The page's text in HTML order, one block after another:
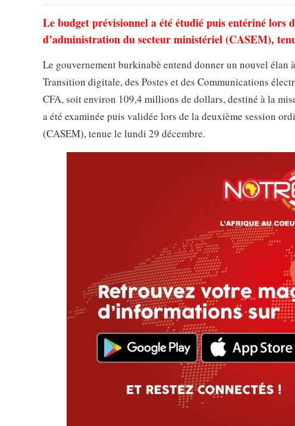
Le budget prévisionnel a été étudié puis entériné lors
d’administration du secteur ministériel (CASEM),
Le gouvernement burkinabè entend donner un nouvel
Transition digitale, des Postes et des Communications
CFA, soit environ 109,4 millions de dollars, destiné à la
a été examinée puis validée lors de la deuxième session
(CASEM), tenue le lundi 29 décembre.